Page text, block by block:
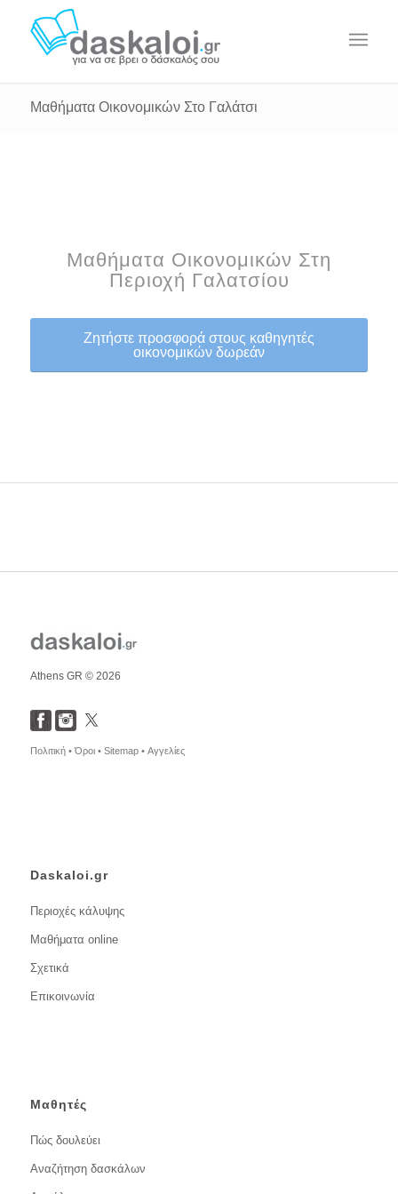
Μαθήματα Οικονομικών Στο Γαλάτσι
Μαθήματα Οικονομικών Στη
Περιοχή Γαλατσίου
Ζητήστε προσφορά στους καθηγητές
οικονομικών δωρεάν
Athens GR © 2026
Πολιτική •Όροι • Sitemap • Αγγελίες
Daskaloi.gr
Περιοχές κάλυψης
Μαθήματα online
Σχετικά
Επικοινωνία
Μαθητές
Πώς δουλεύει
Αναζήτηση δασκάλων